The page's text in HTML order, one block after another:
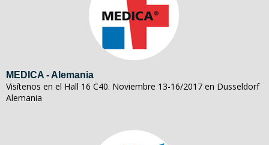
MEDICA - Alemania
Visítenos en el Hall 16 C40. Noviembre 13-16/2017 en Dusseldorf
Alemania